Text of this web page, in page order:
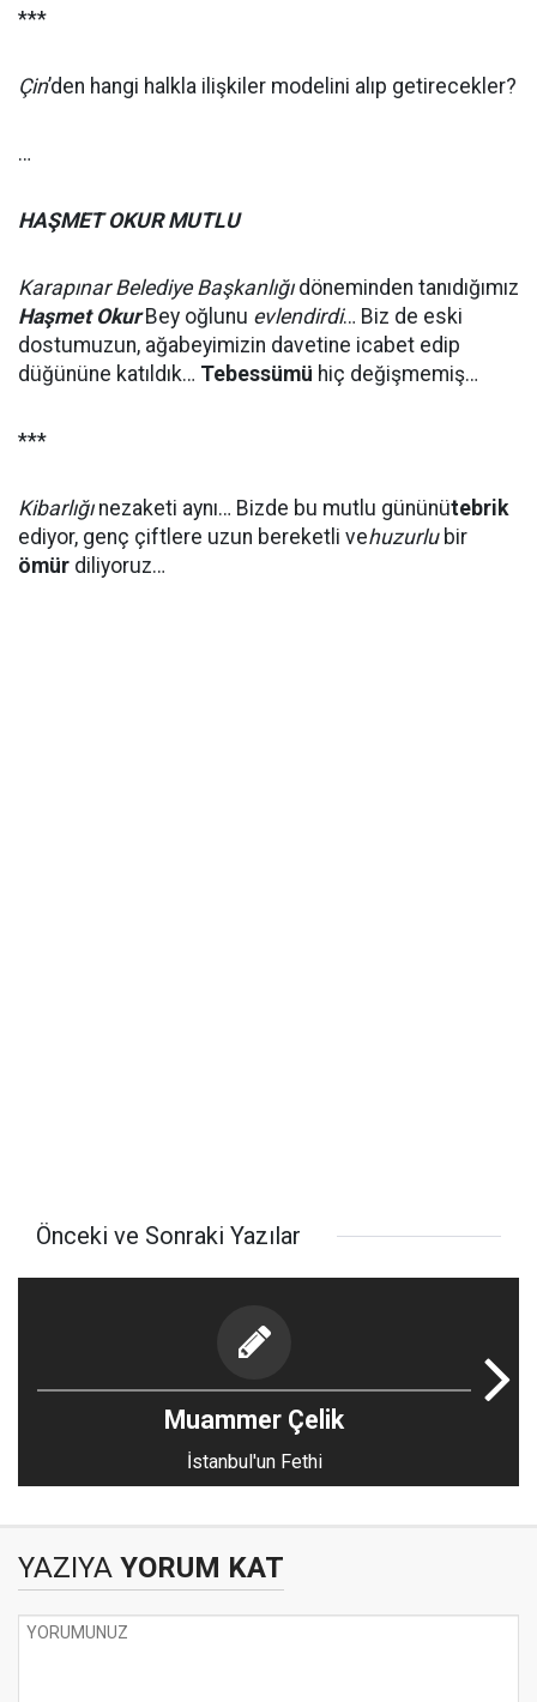
***
Çin’den hangi halkla ilişkiler modelini alıp getirecekler?
…
HAŞMET OKUR MUTLU
Karapınar Belediye Başkanlığıdöneminden tanıdığımız
Haşmet OkurBey oğlunu evlendirdi… Biz de eski
dostumuzun, ağabeyimizin davetine icabet edip
düğününe katıldık… Tebessümü hiç değişmemiş…
***
Kibarlığınezaketi aynı… Bizde bu mutlu gününütebrik
ediyor, genç çiftlere uzun bereketli vehuzurlubir
ömür diliyoruz…
Önceki ve Sonraki Yazılar
Muammer Çelik
İstanbul'un Fethi
YAZIYA YORUM KAT